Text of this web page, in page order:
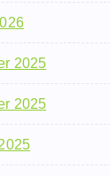
2025
2025